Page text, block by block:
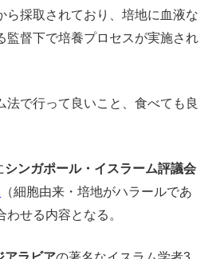
ら採取されており、培地に血液な
監督下で培養プロセスが実施され
法で行って良いこと、食べても良
シンガポール・イスラーム評議会
（細胞由来・培地がハラールであ
せる内容となる。